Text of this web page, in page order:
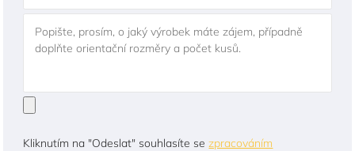
Popište, prosím, o jaký výrobek máte zájem, případně
doplňte orientační rozměry a počet kusů.
Kliknutím na "Odeslat" souhlasíte sezpracováním